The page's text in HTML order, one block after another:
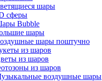
шары
сферы
Bubble
шары
шары поштучно
из шаров
из шаров
из шаров
воздушные шары